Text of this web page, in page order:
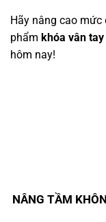
Hãy nâng cao
phẩm khóa vân
hôm nay!
NÂNG TẦM